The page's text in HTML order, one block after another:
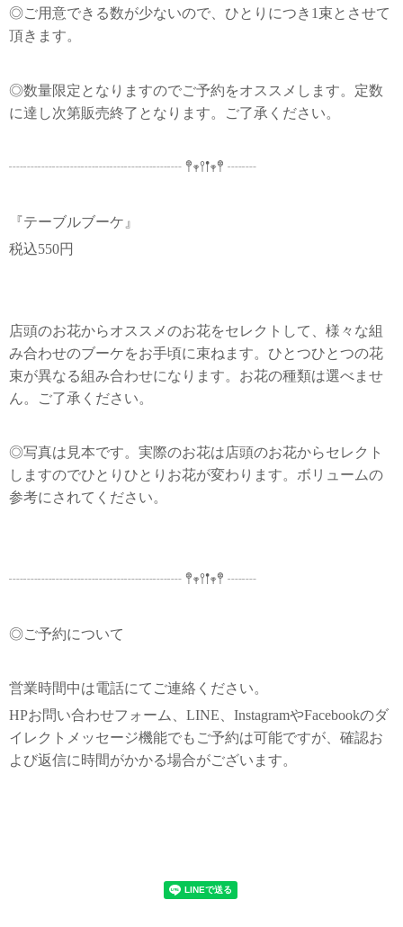
◎ご用意できる数が少ないので、ひとりにつき1束とさせて
頂きます。
◎数量限定となりますのでご予約をオススメします。定数
に達し次第販売終了となります。ご了承ください。
┈┈┈┈┈┈┈┈┈┈┈┈ 𖤣𖥧𖥣𖡡𖥧𖤣 ┈┈
『テーブルブーケ』
税込550円
店頭のお花からオススメのお花をセレクトして、様々な組
み合わせのブーケをお手頃に束ねます。ひとつひとつの花
束が異なる組み合わせになります。お花の種類は選べませ
ん。ご了承ください。
◎写真は見本です。実際のお花は店頭のお花からセレクト
しますのでひとりひとりお花が変わります。ボリュームの
参考にされてください。
┈┈┈┈┈┈┈┈┈┈┈┈ 𖤣𖥧𖥣𖡡𖥧𖤣 ┈┈
◎ご予約について
営業時間中は電話にてご連絡ください。
HPお問い合わせフォーム、LINE、InstagramやFacebookのダ
イレクトメッセージ機能でもご予約は可能ですが、確認お
よび返信に時間がかかる場合がございます。